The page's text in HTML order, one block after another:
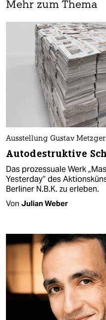
Mehr zum Thema
Ausstellung Gustav
Autodestruktive
Das prozessuale Werk
Yesterday“ des
Berliner N.B.K. zu erleben.
Von Julian Weber